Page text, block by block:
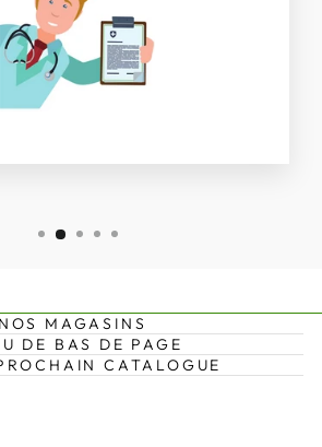
NOS MAGASINS
DE BAS DE PAGE
CATALOGUE